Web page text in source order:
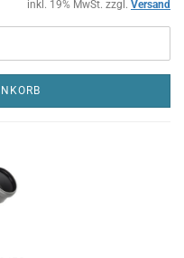
inkl. 19% MwSt. zzgl. Versand